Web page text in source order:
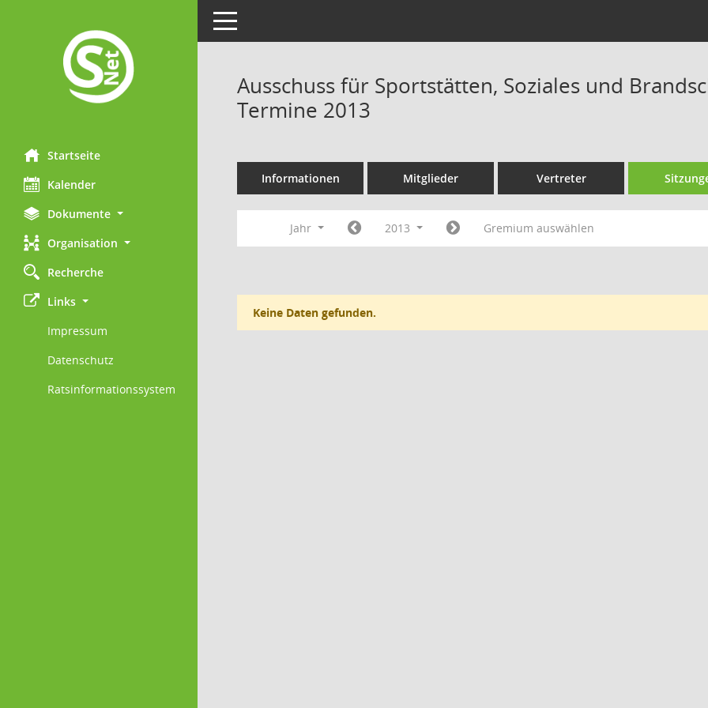
Startseite
Kalender
Dokumente
Organisation
Recherche
Links
Impressum
Datenschutz
Ratsinformationssystem
Toggle navigation
Ausschuss für Sportstätten, Soziales und
Termine 2013
Informationen Mitglieder Vertreter
Jahr 2013 Gremium auswählen
Keine Daten gefunden.